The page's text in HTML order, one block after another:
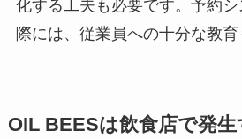
化する工夫も必要です。予約
際には、従業員への十分な教育
OIL BEESは飲食店で発